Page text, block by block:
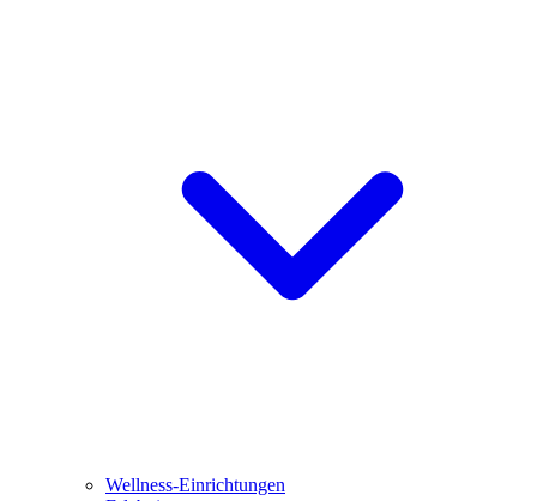
Wellness-Einrichtungen